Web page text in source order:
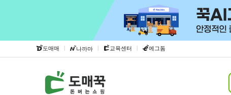
도매매 | 나까마 | 교육센터 | 에그돔